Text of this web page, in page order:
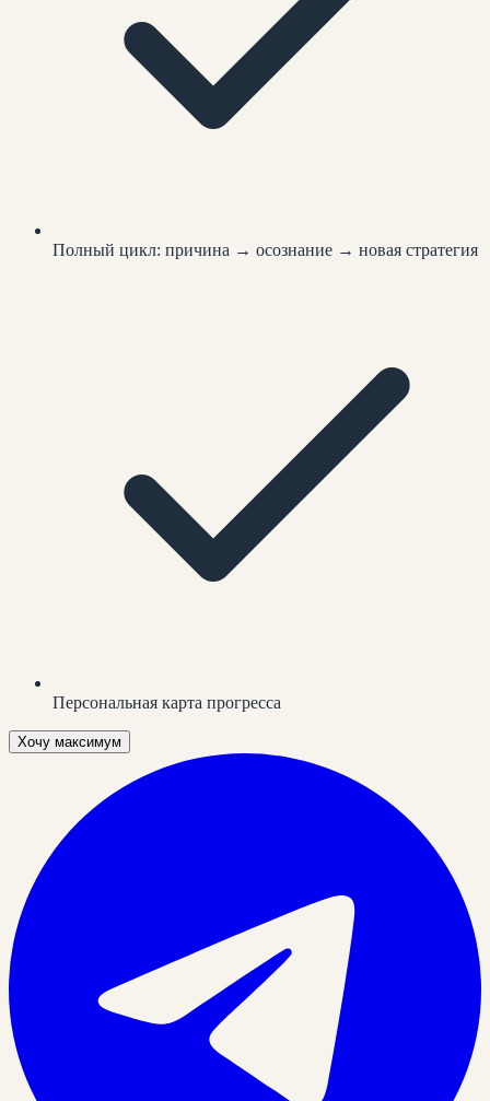
Полный цикл: причина → осознание → новая стратегия
Персональная карта прогресса
Хочу максимум